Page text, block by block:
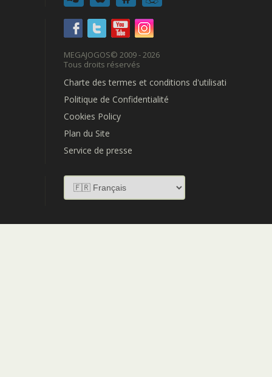
MEGAJOGOS© 2009 - 2026
Tous droits réservés
Charte des termes et conditions d'utilisation
Politique de Confidentialité
Cookies Policy
Plan du Site
Service de presse